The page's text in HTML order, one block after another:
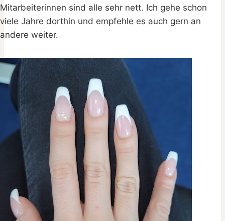
Mitarbeiterinnen sind alle sehr nett. Ich gehe schon
viele Jahre dorthin und empfehle es auch gern an
andere weiter.